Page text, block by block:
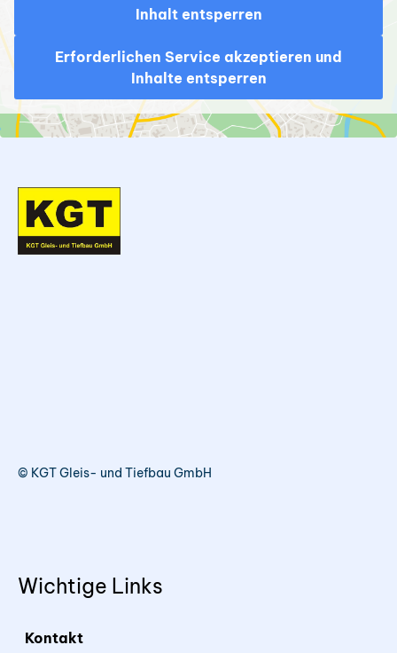
Inhalt entsperren
Erforderlichen Service akzeptieren und
Inhalte entsperren
© KGT Gleis- und Tiefbau GmbH
Wichtige Links
Kontakt